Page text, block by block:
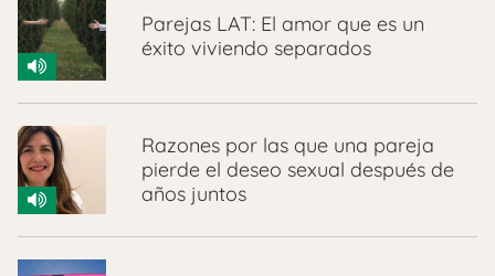
Parejas LAT: El amor que es un
éxito viviendo separados
Razones por las que una pareja
pierde el deseo sexual después de
años juntos